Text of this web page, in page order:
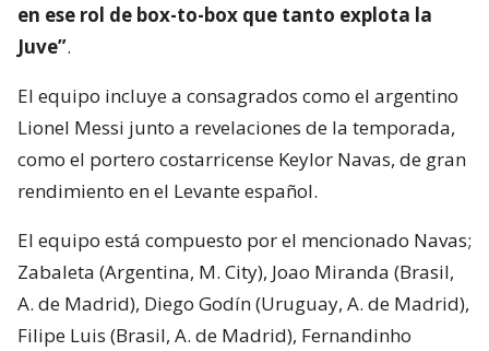
en ese rol de box-to-box que tanto explota la
Juve”.
El equipo incluye a consagrados como el argentino
Lionel Messi junto a revelaciones de la temporada,
como el portero costarricense Keylor Navas, de gran
rendimiento en el Levante español.
El equipo está compuesto por el mencionado Navas;
Zabaleta (Argentina, M. City), Joao Miranda (Brasil,
A. de Madrid), Diego Godín (Uruguay, A. de Madrid),
Filipe Luis (Brasil, A. de Madrid), Fernandinho